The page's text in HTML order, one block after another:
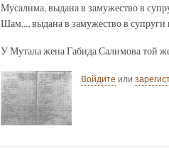
Мусалима, выдана в замужество в
Шам..., выдана в замужество в супруги
У Мутала жена Габида Салимова той
Войдите или